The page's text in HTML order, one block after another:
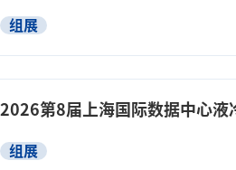
组展
2026第8届上海国际数据中心液
组展